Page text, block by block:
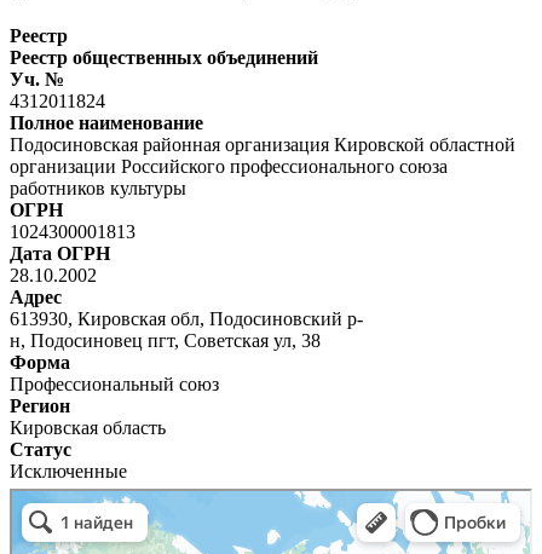
Реестр
Реестр общественных объединений
Уч. №
4312011824
Полное наименование
Подосиновская районная организация Кировской областной
организации Российского профессионального союза
работников культуры
ОГРН
1024300001813
Дата ОГРН
28.10.2002
Адрес
613930, Кировская обл, Подосиновский р-
н, Подосиновец пгт, Советская ул, 38
Форма
Профессиональный союз
Регион
Кировская область
Статус
Исключенные